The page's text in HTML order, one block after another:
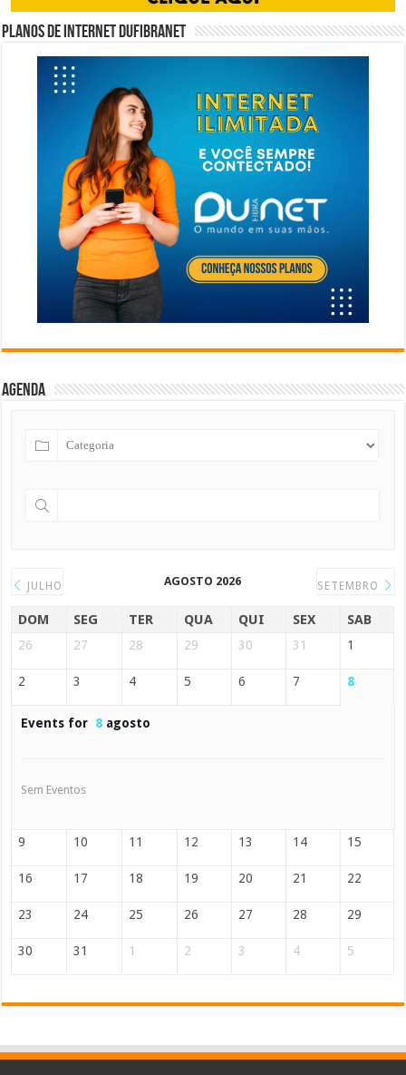
Planos de internet DUFIBRANET
Agenda
JULHO AGOSTO 2026 SETEMBRO
DOM SEG TER QUA QUI SEX SAB
26 27 28 29 30 31 1
2 3 4 5 6 7 8
Events for 8 agosto
Sem Eventos
9 10 11 12 13 14 15
16 17 18 19 20 21 22
23 24 25 26 27 28 29
30 31 1 2 3 4 5